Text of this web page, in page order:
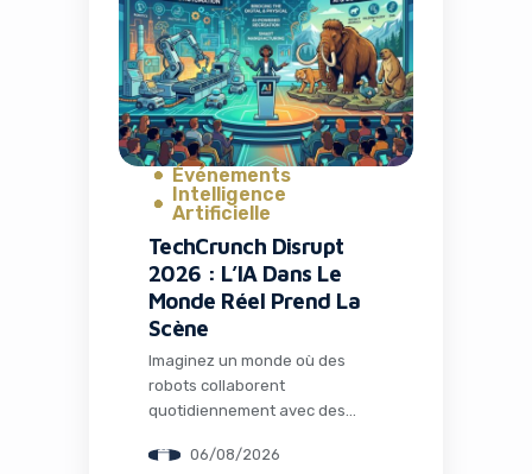
avait conquis plus de 26
millions d’installations. Mais
l’histoire ne s’arrête pas […]
Événements
Intelligence
Artificielle
TechCrunch Disrupt
2026 : L’IA Dans Le
Monde Réel Prend La
Scène
Imaginez un monde où des
robots collaborent
quotidiennement avec des
l’intelligence artificielle opère
06/08/2026